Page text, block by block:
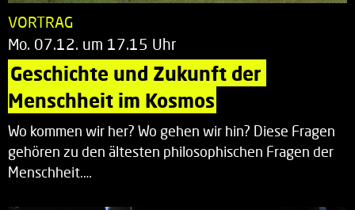
VORTRAG
Mo. 07.12. um 17.15 Uhr
Geschichte und Zukunft der
Menschheit im Kosmos
Wo kommen wir her? Wo gehen wir hin? Diese Fragen
gehören zu den ältesten philosophischen Fragen der
Menschheit.…